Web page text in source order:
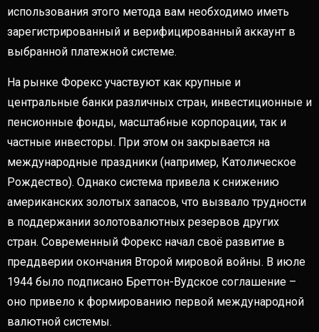
использования этого метода вам необходимо иметь
зарегистрированный и верифицированный аккаунт в
выбранной платежной системе.
На рынке Форекс участвуют как крупные и
центральные банки различных стран, инвестиционные и
пенсионные фонды, масштабные корпорации, так и
частные инвесторы. При этом он закрывается на
международные праздники (например, Католическое
Рождество). Однако система привела к снижению
американских золотых запасов, что вызвало трудности
в поддержании золотовалютных резервов других
стран. Современный Форекс начал своё развитие в
преддверии окончания Второй мировой войны. В июле
1944 было подписано Бреттон-Вудское соглашение –
оно привело к формированию первой международной
валютной системы.